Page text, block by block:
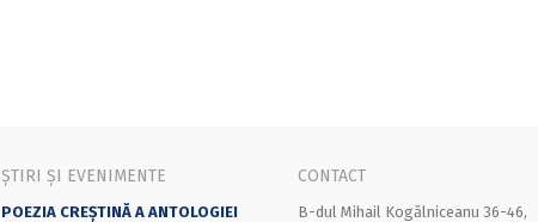
ȘTIRI ȘI EVENIMENTE
POEZIA CREȘTINĂ A ANTOLOGIEI
CONTACT
B-dul Mihail Kogălniceanu 36-46,